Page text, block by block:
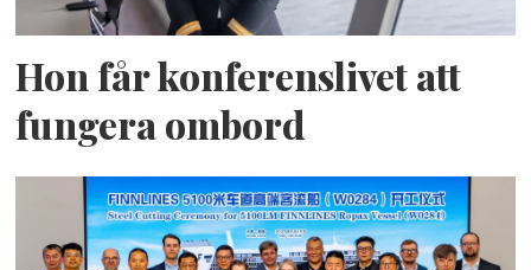
Hon får konferenslivet att
fungera ombord